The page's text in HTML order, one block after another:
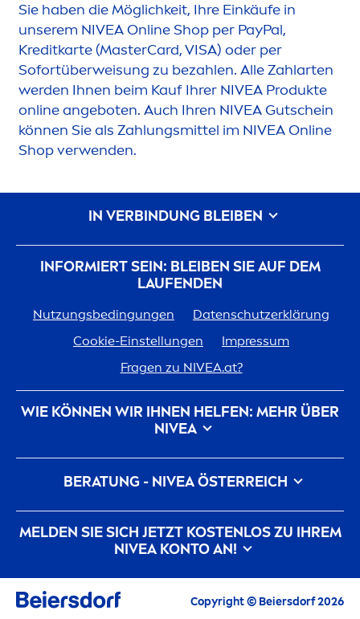
Sie haben die Möglichkeit, Ihre Einkäufe in
unserem NIVEAOnline Shop per PayPal,
Kreditkarte (MasterCard, VISA) oder per
Sofortüberweisung zu bezahlen. Alle Zahlarten
werden Ihnen beim Kauf Ihrer NIVEA Produkte
online angeboten. Auch Ihren NIVEA Gutschein
können Sie als Zahlungsmittel im NIVEAOnline
Shop verwenden.
INFORMIERT SEIN: BLEIBEN SIE AUF DEM
LAUFENDEN
Nutzungsbedingungen
Datenschutzerklärung
Cookie-Einstellungen
Impressum
Fragen zu NIVEA.at?
WIE KÖNNEN WIR IHNEN HELFEN: MEHR ÜBER
NIVEA
Marken-Geschichte FürNIVEAarbeiten
Nachhaltigkeit beiNIVEA Kontakt
BERATUNG - NIVEAÖSTERREICH
Pickel auf der Wange
Pickel am Rücken
Hyaluronsäure für die Haut
MELDEN SIE SICH JETZT KOSTENLOS ZU IHREM
NIVEAKONTO AN!
Alle aktuellen Highlights, Pflegetipps,
Inspirationen, Angebote und gratis
IN VERBINDUNG BLEIBEN
Copyright © Beiersdorf 2026